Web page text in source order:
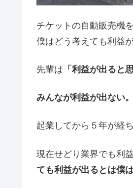
チケットの自動販売機
僕はどう考えても利益
先輩は 「利益が出ると
みんなが利益が出ない
起業してから５年が経
現在せどり業界でも利
ても利益が出るとは僕